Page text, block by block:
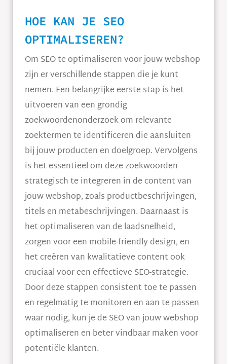
HOE KAN JE SEO
OPTIMALISEREN?
Om SEO te optimaliseren voor jouw webshop
zijn er verschillende stappen die je kunt
nemen. Een belangrijke eerste stap is het
uitvoeren van een grondig
zoekwoordenonderzoek om relevante
zoektermen te identificeren die aansluiten
bij jouw producten en doelgroep. Vervolgens
is het essentieel om deze zoekwoorden
strategisch te integreren in de content van
jouw webshop, zoals productbeschrijvingen,
titels en metabeschrijvingen. Daarnaast is
het optimaliseren van de laadsnelheid,
zorgen voor een mobile-friendly design, en
het creëren van kwalitatieve content ook
cruciaal voor een effectieve SEO-strategie.
Door deze stappen consistent toe te passen
en regelmatig te monitoren en aan te passen
waar nodig, kun je de SEO van jouw webshop
optimaliseren en beter vindbaar maken voor
potentiële klanten.